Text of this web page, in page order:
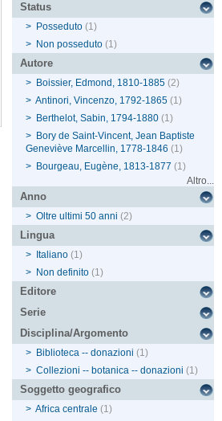
Status
> Posseduto (1)
> Non posseduto (1)
Autore
> Boissier, Edmond, 1810-1885 (2)
> Antinori, Vincenzo, 1792-1865 (1)
> Berthelot, Sabin, 1794-1880 (1)
> Bory de Saint-Vincent, Jean Baptiste
Geneviève Marcellin, 1778-1846 (1)
> Bourgeau, Eugène, 1813-1877 (1)
Altro...
Anno
> Oltre ultimi 50 anni (2)
Lingua
> Italiano (1)
> Non definito (1)
Editore
Serie
Disciplina/Argomento
> Biblioteca -- donazioni (1)
> Collezioni -- botanica -- donazioni (1)
Soggetto geografico
> Africa centrale (1)